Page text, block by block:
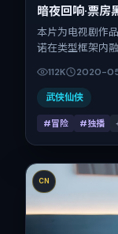
暗夜回响·票房
本片为电视剧作
诺在类型框架内
地与出品背景为
登记日 2020-
112K 2020-
武侠仙侠
#冒险 #独播
CN